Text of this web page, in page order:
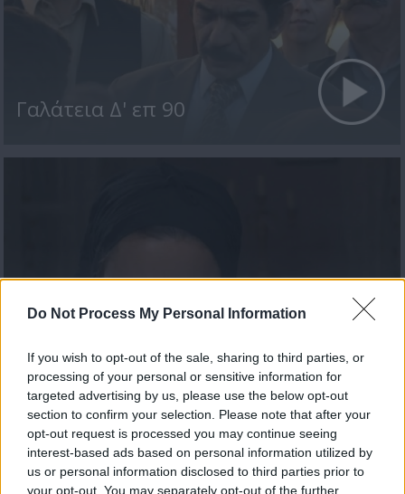
Do Not Process My Personal Information
If you wish to opt-out of the sale, sharing to third parties, or
processing of your personal or sensitive information for
targeted advertising by us, please use the below opt-out
section to confirm your selection. Please note that after your
opt-out request is processed you may continue seeing
interest-based ads based on personal information utilized by
us or personal information disclosed to third parties prior to
your opt-out. You may separately opt-out of the further
Γαλάτεια Δ' επ 90
Γαλάτεια Δ' επ 88
ΤΕΛΕΥΤΑΙΑ ΝΕΑ